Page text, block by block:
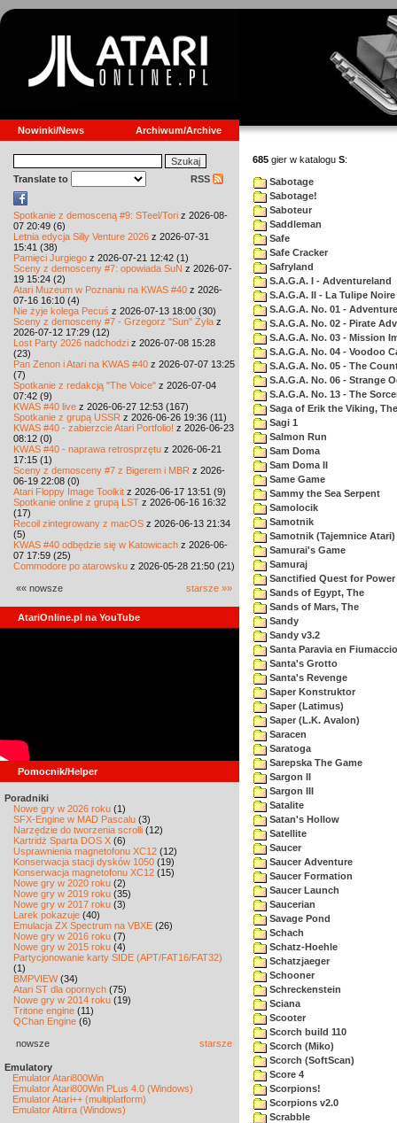
Nowinki/News Archiwum/Archive
Translate to RSS
Spotkanie z demosceną #9: STeel/Tori z 2026-08-
07 20:49 (6)
Letnia edycja Silly Venture 2026 z 2026-07-31
15:41 (38)
Pamięci Jurgiego z 2026-07-21 12:42 (1)
Sceny z demosceny #7: opowiada SuN z 2026-07-
19 15:24 (2)
Atari Muzeum w Poznaniu na KWAS #40 z 2026-
07-16 16:10 (4)
Nie żyje kolega Pecuś z 2026-07-13 18:00 (30)
Sceny z demosceny #7 - Grzegorz "Sun" Żyła z
2026-07-12 17:29 (12)
Lost Party 2026 nadchodzi z 2026-07-08 15:28
(23)
Pan Zenon i Atari na KWAS #40 z 2026-07-07 13:25
(7)
Spotkanie z redakcją "The Voice" z 2026-07-04
07:42 (9)
KWAS #40 live z 2026-06-27 12:53 (167)
Spotkanie z grupą USSR z 2026-06-26 19:36 (11)
KWAS #40 - zabierzcie Atari Portfolio! z 2026-06-23
08:12 (0)
KWAS #40 - naprawa retrosprzętu z 2026-06-21
17:15 (1)
Sceny z demosceny #7 z Bigerem i MBR z 2026-
06-19 22:08 (0)
Atari Floppy Image Toolkit z 2026-06-17 13:51 (9)
Spotkanie online z grupą LST z 2026-06-16 16:32
(17)
Recoil zintegrowany z macOS z 2026-06-13 21:34
(5)
KWAS #40 odbędzie się w Katowicach z 2026-06-
07 17:59 (25)
Commodore po atarowsku z 2026-05-28 21:50 (21)
«« nowsze starsze »»
AtariOnline.pl na YouTube
Pomocnik/Helper
Poradniki
Nowe gry w 2026 roku (1)
SFX-Engine w MAD Pascalu (3)
Narzędzie do tworzenia scrolli (12)
Kartridż Sparta DOS X (6)
Usprawnienia magnetofonu XC12 (12)
Konserwacja stacji dysków 1050 (19)
Konserwacja magnetofonu XC12 (15)
Nowe gry w 2020 roku (2)
Nowe gry w 2019 roku (35)
Nowe gry w 2017 roku (3)
Larek pokazuje (40)
Emulacja ZX Spectrum na VBXE (26)
Nowe gry w 2016 roku (7)
Nowe gry w 2015 roku (4)
Partycjonowanie karty SIDE (APT/FAT16/FAT32)
(1)
BMPVIEW(34)
Atari ST dla opornych (75)
Nowe gry w 2014 roku (19)
Tritone engine (11)
QChan Engine (6)
nowsze starsze
Emulatory
Emulator Atari800Win
Emulator Atari800Win PLus 4.0 (Windows)
Emulator Atari++ (multiplatform)
Emulator Altirra (Windows)
685 gier w katalogu S:
Sabotage
Sabotage!
Saboteur
Saddleman
Safe
Safe Cracker
Safryland
S.A.G.A. I - Adventureland
S.A.G.A. II - La Tulipe Noire
S.A.G.A. No. 01 -
S.A.G.A. No. 02 - Pirate
S.A.G.A. No. 03 - Mission
S.A.G.A. No. 04 - Voodoo
S.A.G.A. No. 05 - The
S.A.G.A. No. 06 - Strange
S.A.G.A. No. 13 - The
Saga of Erik the Viking, The
Sagi 1
Salmon Run
Sam Doma
Sam Doma II
Same Game
Sammy the Sea Serpent
Samolocik
Samotnik
Samotnik (Tajemnice Atari)
Samurai's Game
Samuraj
Sanctified Quest for Power
Sands of Egypt, The
Sands of Mars, The
Sandy
Sandy v3.2
Santa Paravia en Fiumaccio
Santa's Grotto
Santa's Revenge
Saper Konstruktor
Saper (Latimus)
Saper (L.K. Avalon)
Saracen
Saratoga
Sarepska The Game
Sargon II
Sargon III
Satalite
Satan's Hollow
Satellite
Saucer
Saucer Adventure
Saucer Formation
Saucer Launch
Saucerian
Savage Pond
Schach
Schatz-Hoehle
Schatzjaeger
Schooner
Schreckenstein
Sciana
Scooter
Scorch build 110
Scorch (Miko)
Scorch (SoftScan)
Score 4
Scorpions!
Scorpions v2.0
Scrabble